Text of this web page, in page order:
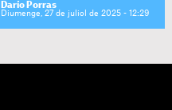
Darío Porras
Diumenge, 27 de juliol de 2025 - 12:29